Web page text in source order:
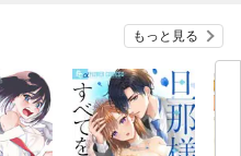
もっと見る